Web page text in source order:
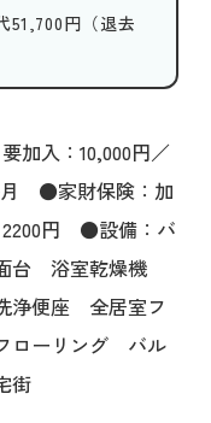
51,700円（退去
入：10,000円／
月 ●家財保険：加
円 ●設備：バ
台 浴室乾燥機
浄便座 全居室フ
ローリング バル
街